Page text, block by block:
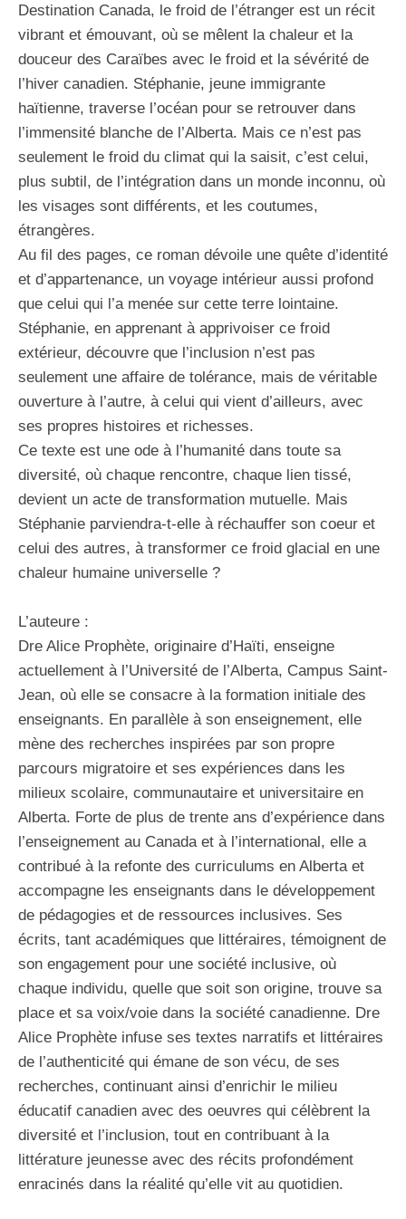
Destination Canada, le froid de l’étranger est un récit
vibrant et émouvant, où se mêlent la chaleur et la
douceur des Caraïbes avec le froid et la sévérité de
l’hiver canadien. Stéphanie, jeune immigrante
haïtienne, traverse l’océan pour se retrouver dans
l’immensité blanche de l’Alberta. Mais ce n’est pas
seulement le froid du climat qui la saisit, c’est celui,
plus subtil, de l’intégration dans un monde inconnu, où
les visages sont différents, et les coutumes,
étrangères.
Au fil des pages, ce roman dévoile une quête d’identité
et d’appartenance, un voyage intérieur aussi profond
que celui qui l’a menée sur cette terre lointaine.
Stéphanie, en apprenant à apprivoiser ce froid
extérieur, découvre que l’inclusion n’est pas
seulement une affaire de tolérance, mais de véritable
ouverture à l’autre, à celui qui vient d’ailleurs, avec
ses propres histoires et richesses.
Ce texte est une ode à l’humanité dans toute sa
diversité, où chaque rencontre, chaque lien tissé,
devient un acte de transformation mutuelle. Mais
Stéphanie parviendra-t-elle à réchauffer son coeur et
celui des autres, à transformer ce froid glacial en une
chaleur humaine universelle ?
L’auteure :
Dre Alice Prophète, originaire d’Haïti, enseigne
actuellement à l’Université de l’Alberta, Campus Saint-
Jean, où elle se consacre à la formation initiale des
enseignants. En parallèle à son enseignement, elle
mène des recherches inspirées par son propre
parcours migratoire et ses expériences dans les
milieux scolaire, communautaire et universitaire en
Alberta. Forte de plus de trente ans d’expérience dans
l’enseignement au Canada et à l’international, elle a
contribué à la refonte des curriculums en Alberta et
accompagne les enseignants dans le développement
de pédagogies et de ressources inclusives. Ses
écrits, tant académiques que littéraires, témoignent de
son engagement pour une société inclusive, où
chaque individu, quelle que soit son origine, trouve sa
place et sa voix/voie dans la société canadienne. Dre
Alice Prophète infuse ses textes narratifs et littéraires
de l’authenticité qui émane de son vécu, de ses
recherches, continuant ainsi d’enrichir le milieu
éducatif canadien avec des oeuvres qui célèbrent la
diversité et l’inclusion, tout en contribuant à la
littérature jeunesse avec des récits profondément
enracinés dans la réalité qu’elle vit au quotidien.